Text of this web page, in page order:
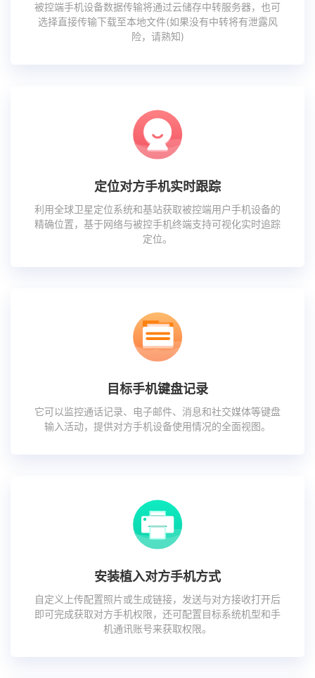
被控端手机设备数据传输将通过云储存中转服务器，也可
选择直接传输下载至本地文件(如果没有中转将有泄露风
险，请熟知)
定位对方手机实时跟踪
利用全球卫星定位系统和基站获取被控端用户手机设备的
精确位置，基于网络与被控手机终端支持可视化实时追踪
定位。
目标手机键盘记录
它可以监控通话记录、电子邮件、消息和社交媒体等键盘
输入活动，提供对方手机设备使用情况的全面视图。
安装植入对方手机方式
自定义上传配置照片或生成链接，发送与对方接收打开后
即可完成获取对方手机权限，还可配置目标系统机型和手
机通讯账号来获取权限。